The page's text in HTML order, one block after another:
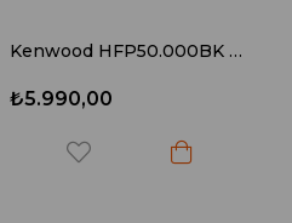
Kenwood HFP50.000BK Air Fryer XXL
₺5.990,00